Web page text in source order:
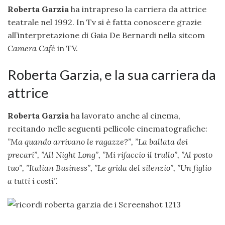
Roberta Garzia ha intrapreso la carriera da attrice
teatrale nel 1992. In Tv si è fatta conoscere grazie
all’interpretazione di Gaia De Bernardi nella sitcom
Camera Café in TV.
Roberta Garzia, e la sua carriera da
attrice
Roberta Garzia ha lavorato anche al cinema,
recitando nelle seguenti pellicole cinematografiche:
”Ma quando arrivano le ragazze?”, ”La ballata dei
precari”, ”All Night Long”, ”Mi rifaccio il trullo”, ”Al posto
tuo”, ”Italian Business”, ”Le grida del silenzio”, ”Un figlio
a tutti i costi”.